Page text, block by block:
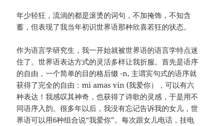
年少轻狂，流淌的都是滚烫的词句，不加掩饰，不知含
蓄，但表现了我当年初识世界语那种欣喜若狂的状态。
作为语言学研究生，我一开始就被世界语的语言学特点迷
住了。世界语表达方式的灵活多样让我折服。首先是语序
的自由，一个简单的目的格后缀 -n, 主谓宾句式的语序就
获得了完全的自由：mi amas vin (我爱你），可以有六
种表达！我感叹其神奇，也获得了诗歌的灵感，于是用不
同语序入韵。很多年以后，我没有忘记告诉我的女儿，世
界语可以用6种组合说“我爱你”。每次跟女儿电话，挂电